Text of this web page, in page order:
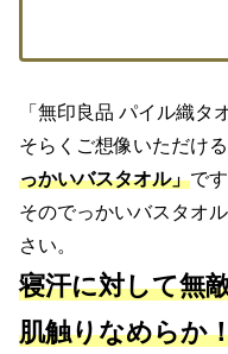
「無印良品 パイル織タ
そらくご想像いただけ
っかいバスタオル」です
そのでっかいバスタオ
さい。
寝汗に対して無
肌触りなめらか